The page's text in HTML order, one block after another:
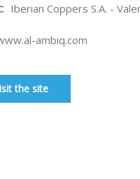
Iberian Coppers S.A. -
ambiq.com
the site